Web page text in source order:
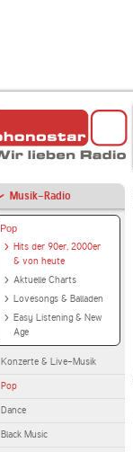
Musik-Radio
Pop
Hits der 90er, 2000er
& von heute
Aktuelle Charts
Lovesongs & Balladen
Easy Listening & New
Age
Konzerte & Live-Musik
Pop
Dance
Black Music